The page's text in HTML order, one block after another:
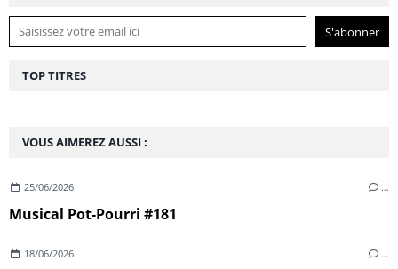
VOUS AIMEREZ AUSSI :
25/06/2026 …
Musical Pot-Pourri #181
18/06/2026 …
TOP TITRES